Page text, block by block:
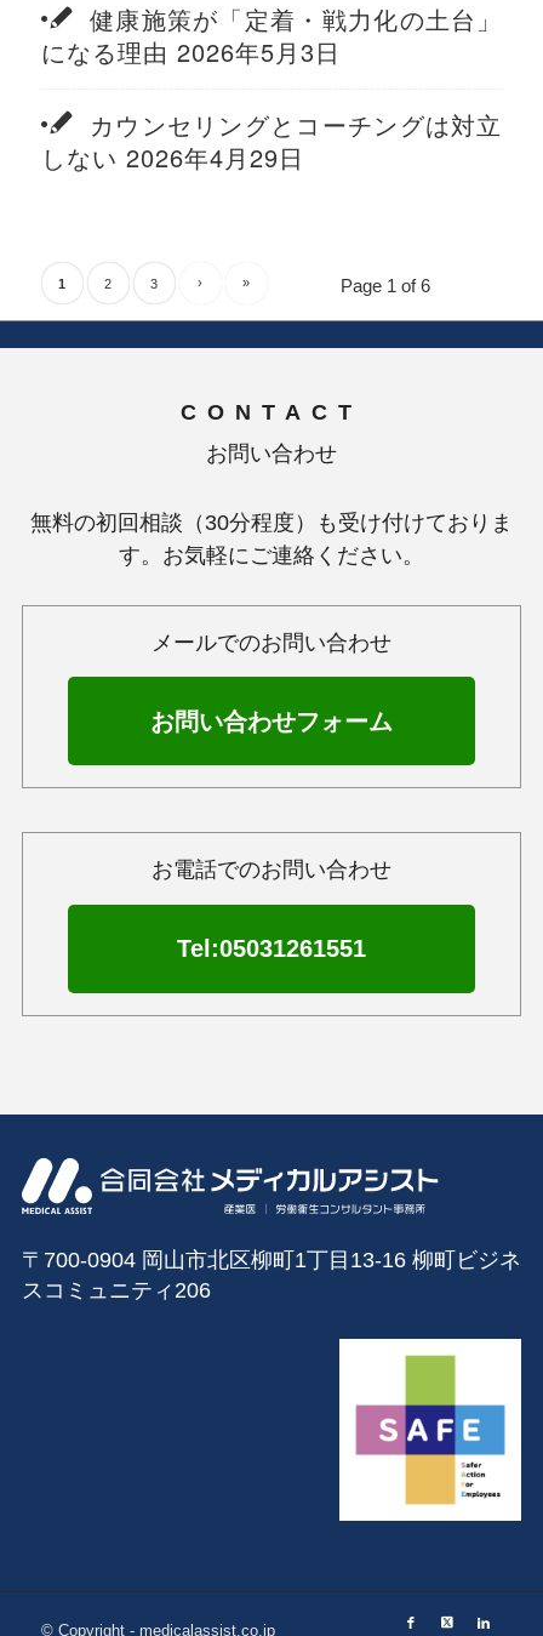
健康施策が「定着・戦力化の土台」
になる理由 2026年5月3日
カウンセリングとコーチングは対立
しない 2026年4月29日
Page 1 of 6
1 2 3 › »
CONTACT
お問い合わせ
無料の初回相談（30分程度）も受け付けておりま
す。お気軽にご連絡ください。
メールでのお問い合わせ
お問い合わせフォーム
お電話でのお問い合わせ
Tel:05031261551
〒700-0904 岡山市北区柳町1丁目13‐16 柳町ビジネ
スコミュニティ206
© Copyright - medicalassist.co.jp